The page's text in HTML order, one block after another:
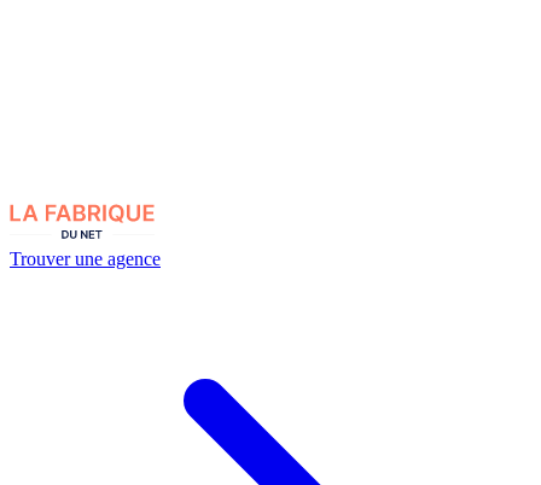
Trouver une agence